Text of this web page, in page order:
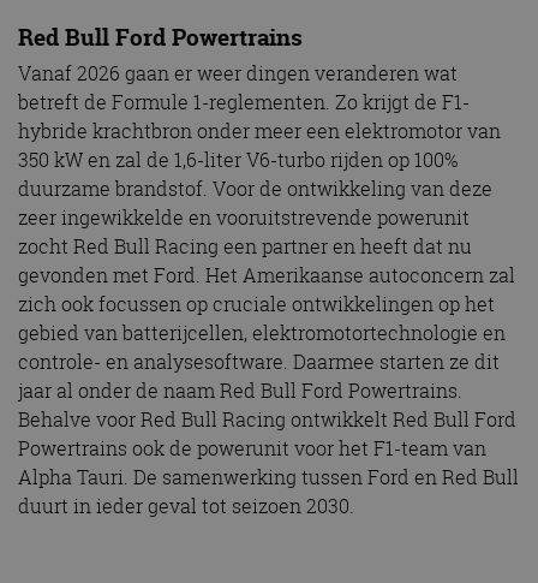
Red Bull Ford Powertrains
Vanaf 2026 gaan er weer dingen veranderen wat
betreft de Formule 1-reglementen. Zo krijgt de F1-
hybride krachtbron onder meer een elektromotor van
350 kW en zal de 1,6-liter V6-turbo rijden op 100%
duurzame brandstof. Voor de ontwikkeling van deze
zeer ingewikkelde en vooruitstrevende powerunit
zocht Red Bull Racing een partner en heeft dat nu
gevonden met Ford. Het Amerikaanse autoconcern zal
zich ook focussen op cruciale ontwikkelingen op het
gebied van batterijcellen, elektromotortechnologie en
controle- en analysesoftware. Daarmee starten ze dit
jaar al onder de naam Red Bull Ford Powertrains.
Behalve voor Red Bull Racing ontwikkelt Red Bull Ford
Powertrains ook de powerunit voor het F1-team van
Alpha Tauri. De samenwerking tussen Ford en Red Bull
duurt in ieder geval tot seizoen 2030.